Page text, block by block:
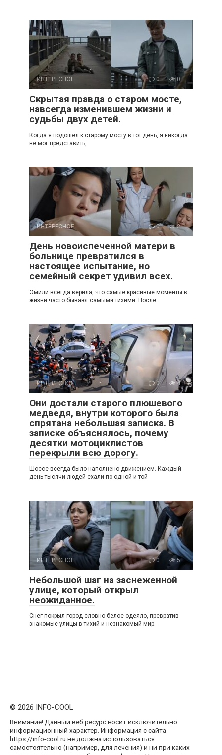
ИНТЕРЕСНОЕ 0 0
Скрытая правда о старом мосте,
навсегда изменившем жизни и
судьбы двух детей.
Когда я подошёл к старому мосту в тот день, я никогда
не мог представить,
ИНТЕРЕСНОЕ 0 2
День новоиспеченной матери в
больнице превратился в
настоящее испытание, но
семейный секрет удивил всех.
Эмили всегда верила, что самые красивые моменты в
жизни часто бывают самыми тихими. После
ИНТЕРЕСНОЕ 0 4
Они достали старого плюшевого
медведя, внутри которого была
спрятана небольшая записка. В
записке объяснялось, почему
десятки мотоциклистов
перекрыли всю дорогу.
Шоссе всегда было наполнено движением. Каждый
день тысячи людей ехали по одной и той
ИНТЕРЕСНОЕ 0 5
Небольшой шаг на заснеженной
улице, который открыл
неожиданное.
Снег покрыл город словно белое одеяло, превратив
знакомые улицы в тихий и незнакомый мир.
© 2026 INFO-COOL
Внимание! Данный веб ресурс носит исключительно
информационный характер. Информация с сайта
https://info-cool.ru не должна использоваться
самостоятельно (например, для лечения) и ни при каких